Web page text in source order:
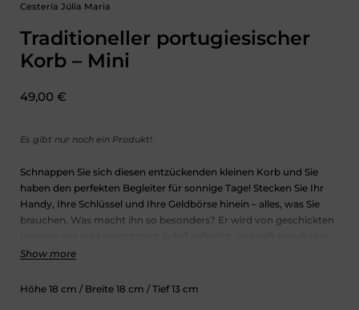
Cestería Júlia Maria
Traditioneller portugiesischer
Korb – Mini
Preis:
49,00 €
Es gibt nur noch ein Produkt!
Schnappen Sie sich diesen entzückenden kleinen Korb und Sie
haben den perfekten Begleiter für sonnige Tage! Stecken Sie Ihr
Handy, Ihre Schlüssel und Ihre Geldbörse hinein – alles, was Sie
brauchen. Was macht ihn so besonders? Er wird von geschickten
portugiesische Tradition am Leben, die seit Generationen
Show more
Höhe 18 cm / Breite 18 cm / Tief13 cm